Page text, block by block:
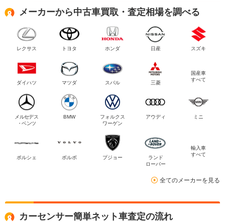
メーカーから中古車買取・査定相場を調べる
レクサス トヨタ ホンダ 日産 スズキ
ダイハツ マツダ スバル 三菱
国産車
すべて
メルセデス
・ベンツ
BMW
フォルクス
ワーゲン
アウディ ミニ
ポルシェ ボルボ プジョー
ランド
ローバー
輸入車
すべて
全てのメーカーを見る
カーセンサー簡単ネット車査定の流れ